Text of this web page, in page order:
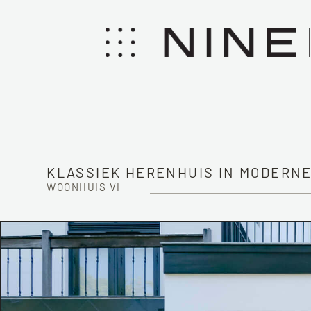
KLASSIEK HERENHUIS IN
WOONHUIS VI